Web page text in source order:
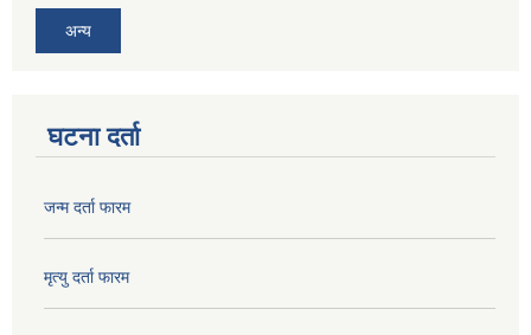
अन्य
घटना दर्ता
जन्म दर्ता फारम
मृत्यु दर्ता फारम